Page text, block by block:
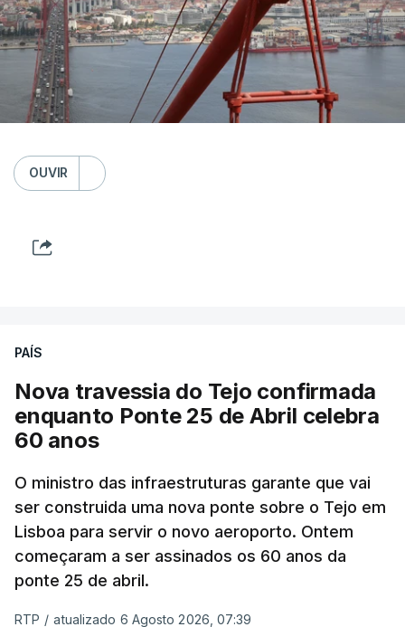
OUVIR
PAÍS
Nova travessia do Tejo confirmada
enquanto Ponte 25 de Abril celebra
60 anos
O ministro das infraestruturas garante que vai
ser construida uma nova ponte sobre o Tejo em
Lisboa para servir o novo aeroporto. Ontem
começaram a ser assinados os 60 anos da
ponte 25 de abril.
RTP / atualizado 6 Agosto 2026, 07:39